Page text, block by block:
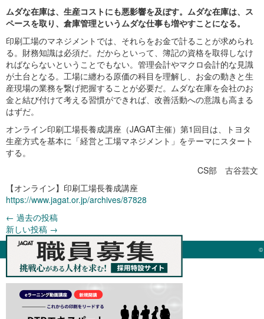
ムダな在庫は、生産コストにも悪影響を及ぼす。ムダな在庫は、ス
ペースを取り、倉庫管理というムダな仕事も増やすことになる。
印刷工場のマネジメントでは、それらをお金で計ることが求められ
る。財務知識は必須だ。だからといって、簿記の資格を取得しなけ
ればならないということでもない。管理会計やマクロ会計的な見識
が土台となる。工場に纏わる原価の科目を理解し、お金の動きと生
産現場の業務を繋げ把握することが必要だ。ムダな在庫を会社のお
金と結び付けて考える習慣ができれば、改善活動への意識も高まる
はずだ。
オンライン印刷工場長養成講座（JAGAT主催）第1回目は、トヨタ
生産方式を基本に「経営と工場マネジメント」をテーマにスタート
する。
CS部 古谷芸文
【オンライン】印刷工場長養成講座
https://www.jagat.or.jp/archives/87828
← 過去の投稿
新しい投稿 →
©